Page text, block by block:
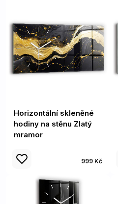
Horizontální skleněné
hodiny na stěnu Zlatý
mramor
999 Kč